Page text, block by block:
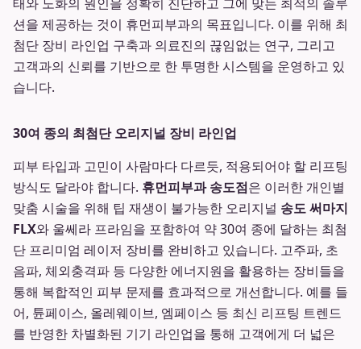
션을 제공하는 것이 휴먼피부과의 목표입니다. 이를 위해 최
첨단 장비 라인업 구축과 의료진의 끊임없는 연구, 그리고
고객과의 신뢰를 기반으로 한 투명한 시스템을 운영하고 있
습니다.
30여 종의 최첨단 오리지널 장비 라인업
피부 타입과 고민이 사람마다 다르듯, 적용되어야 할 리프팅
방식도 달라야 합니다. 휴먼피부과 송도점은 이러한 개인별
맞춤 시술을 위해 팁 재생이 불가능한 오리지널 송도 써마지
FLX와 울쎄라 프라임을 포함하여 약 30여 종에 달하는 최첨
단 프리미엄 레이저 장비를 완비하고 있습니다. 고주파, 초
음파, 체외충격파 등 다양한 에너지원을 활용하는 장비들을
통해 복합적인 피부 문제를 효과적으로 개선합니다. 예를 들
어, 튠페이스, 올레웨이브, 엠페이스 등 최신 리프팅 트렌드
를 반영한 차별화된 기기 라인업을 통해 고객에게 더 넓은